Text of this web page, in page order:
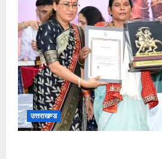
उत्तराखण्ड